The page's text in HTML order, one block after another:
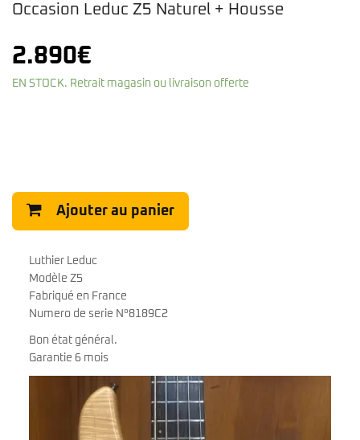
Occasion Leduc Z5 Naturel + Housse
2.890€
EN STOCK. Retrait magasin ou livraison offerte
Ajouter au panier
Luthier Leduc
Modèle Z5
Fabriqué en France
Numero de serie N°8189C2
Bon état général.
Garantie 6 mois